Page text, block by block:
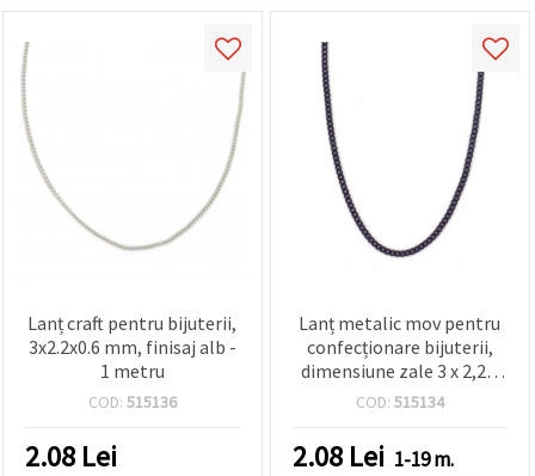
Lanț craft pentru bijuterii,
3x2.2x0.6 mm, finisaj alb -
1 metru
COD: 515136
2.08 Lei
Lanț metalic mov pentru
confecționare bijuterii,
dimensiune zale 3 x 2,2 x
0,6 mm, 1 metru
COD: 515134
2.08 Lei 1-19 m.